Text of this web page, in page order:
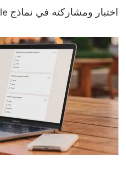
اختبار ومشاركته في نماذج Google.